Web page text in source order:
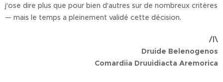
j'ose dire plus que pour bien d'autres sur de nombreux critères
— mais le temps a pleinement validé cette décision.
/|\
Druide Belenogenos
Comardiia Druuidiacta Aremorica